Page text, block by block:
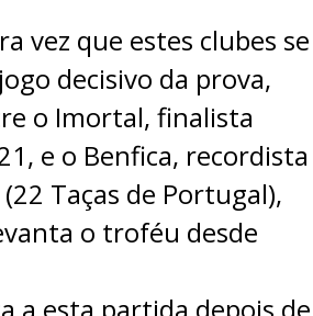
vez que estes clubes se
decisivo da prova,
o Imortal, finalista
e o Benfica, recordista
Taças de Portugal),
o troféu desde